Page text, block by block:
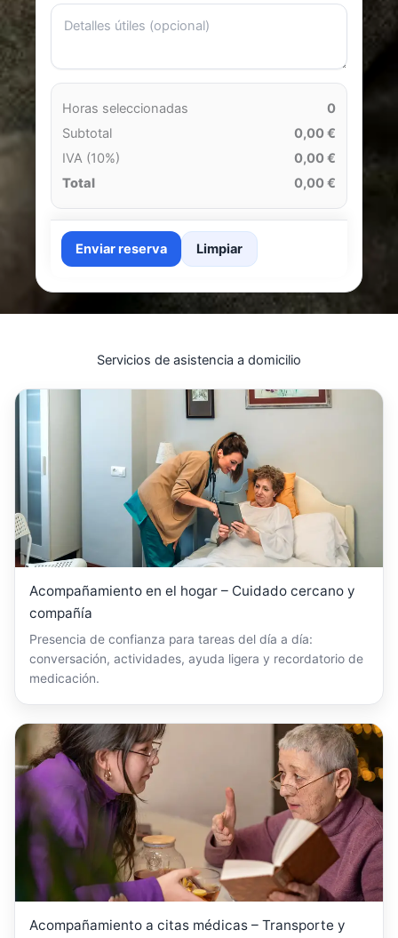
Horas seleccionadas
0
Subtotal
0,00 €
IVA (10%)
0,00 €
Total
0,00 €
Enviar reserva Limpiar
Servicios de asistencia a domicilio
Acompañamiento en el hogar – Cuidado cercano y
compañía
Presencia de confianza para tareas del día a día:
conversación, actividades, ayuda ligera y recordatorio de
medicación.
Acompañamiento a citas médicas – Transporte y